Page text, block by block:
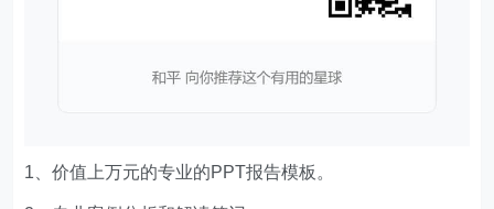
1、价值上万元的专业的PPT报告模板。